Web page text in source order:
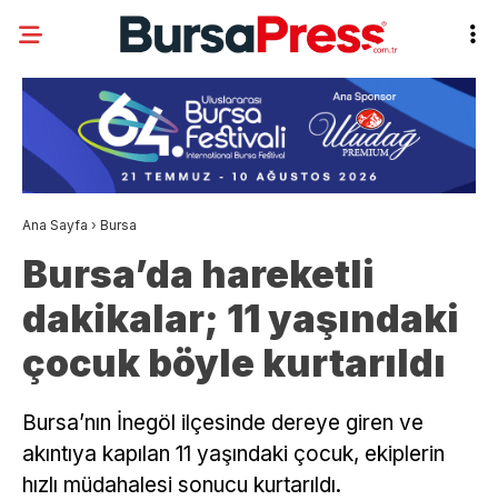
Ana Sayfa › Bursa
Bursa’da hareketli
dakikalar; 11 yaşındaki
çocuk böyle kurtarıldı
Bursa’nın İnegöl ilçesinde dereye giren ve
akıntıya kapılan 11 yaşındaki çocuk, ekiplerin
hızlı müdahalesi sonucu kurtarıldı.